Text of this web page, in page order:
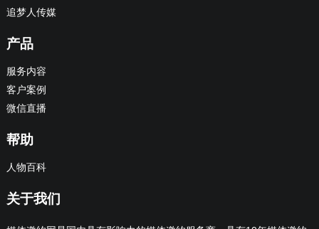
追梦人传媒
产品
服务内容
客户案例
微信直播
帮助
人物百科
关于我们